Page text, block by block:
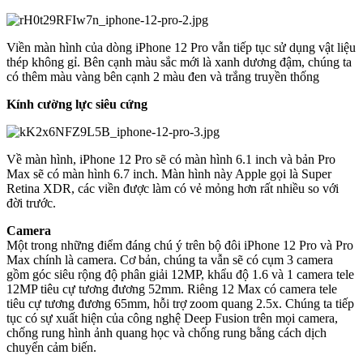
Viền màn hình của dòng iPhone 12 Pro vẫn tiếp tục sử dụng vật liệu
thép không gỉ. Bên cạnh màu sắc mới là xanh dương đậm, chúng ta
có thêm màu vàng bên cạnh 2 màu đen và trắng truyền thống
Kính cường lực siêu cứng
Về màn hình, iPhone 12 Pro sẽ có màn hình 6.1 inch và bản Pro
Max sẽ có màn hình 6.7 inch. Màn hình này Apple gọi là Super
Retina XDR, các viền được làm có vẻ mỏng hơn rất nhiều so với
đời trước.
Camera
Một trong những điểm đáng chú ý trên bộ đôi iPhone 12 Pro và Pro
Max chính là camera. Cơ bản, chúng ta vẫn sẽ có cụm 3 camera
gồm góc siêu rộng độ phân giải 12MP, khẩu độ 1.6 và 1 camera tele
12MP tiêu cự tương đương 52mm. Riêng 12 Max có camera tele
tiêu cự tương đương 65mm, hỗi trợ zoom quang 2.5x. Chúng ta tiếp
tục có sự xuất hiện của công nghệ Deep Fusion trên mọi camera,
chống rung hình ảnh quang học và chống rung bằng cách dịch
chuyển cảm biến.